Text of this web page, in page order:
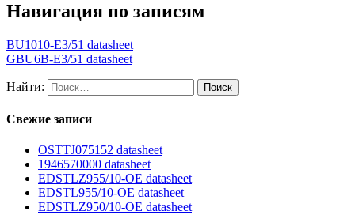
Навигация по записям
BU1010-E3/51 datasheet
GBU6B-E3/51 datasheet
Найти:
Свежие записи
OSTTJ075152 datasheet
1946570000 datasheet
EDSTLZ955/10-OE datasheet
EDSTL955/10-OE datasheet
EDSTLZ950/10-OE datasheet